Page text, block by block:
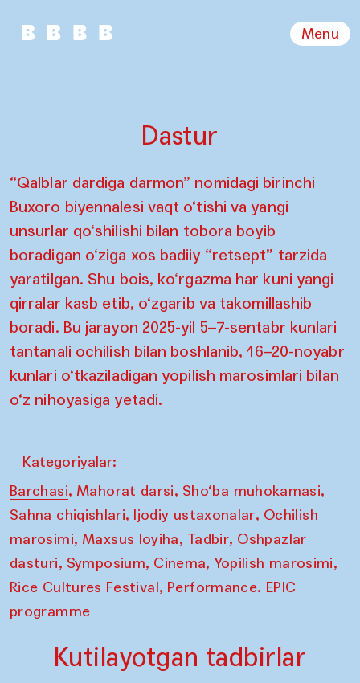
Menu
Dastur
“Qalblar dardiga darmon” nomidagi birinchi
Buxoro biyennalesi vaqt o‘tishi va yangi
unsurlar qo‘shilishi bilan tobora boyib
boradigan o‘ziga xos badiiy “retsept” tarzida
yaratilgan. Shu bois, ko‘rgazma har kuni yangi
qirralar kasb etib, o‘zgarib va takomillashib
boradi. Bu jarayon 2025-yil 5–7-sentabr kunlari
tantanali ochilish bilan boshlanib, 16–20-noyabr
kunlari o‘tkaziladigan yopilish marosimlari bilan
o‘z nihoyasiga yetadi.
Kategoriyalar:
Barchasi, Mahorat darsi, Sho‘ba muhokamasi,
Sahna chiqishlari, Ijodiy ustaxonalar, Ochilish
marosimi, Maxsus loyiha, Tadbir, Oshpazlar
dasturi, Symposium, Cinema, Yopilish marosimi,
Rice Cultures Festival, Performance. EPIC
programme
Kutilayotgan tadbirlar